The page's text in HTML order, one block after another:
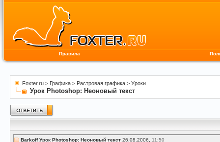
Правила
Foxter.ru > Графика > Растровая графика > Уроки
Урок Photoshop: Неоновый текст
Barkoff Урок Photoshop: Неоновый текст 26.08.2006, 11:50